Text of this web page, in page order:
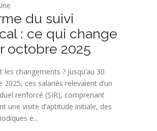
du suivi
: ce qui change
octobre 2025
les changements ? Jusqu’au 30
2025, ces salariés relevaient d’un
renforcé (SIR), comprenant
une visite d’aptitude initiale, des
e...